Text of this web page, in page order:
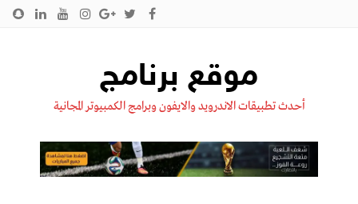
موقع برنامج
أحدث تطبيقات الاندرويد والايفون وبرامج الكمبيوتر المجانية